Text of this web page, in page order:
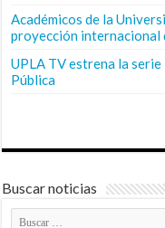
Académicos de la
proyección internacional
UPLA TV estrena la
Pública
Buscar noticias